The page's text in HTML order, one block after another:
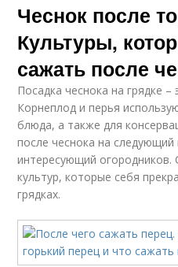
Чеснок после
Культуры,
сажать после
Посадка чеснока на грядке
Корнеплод и перья
блюда, а также для
после чеснока на
интересующий огородников.
культур, которые себя
грядках.